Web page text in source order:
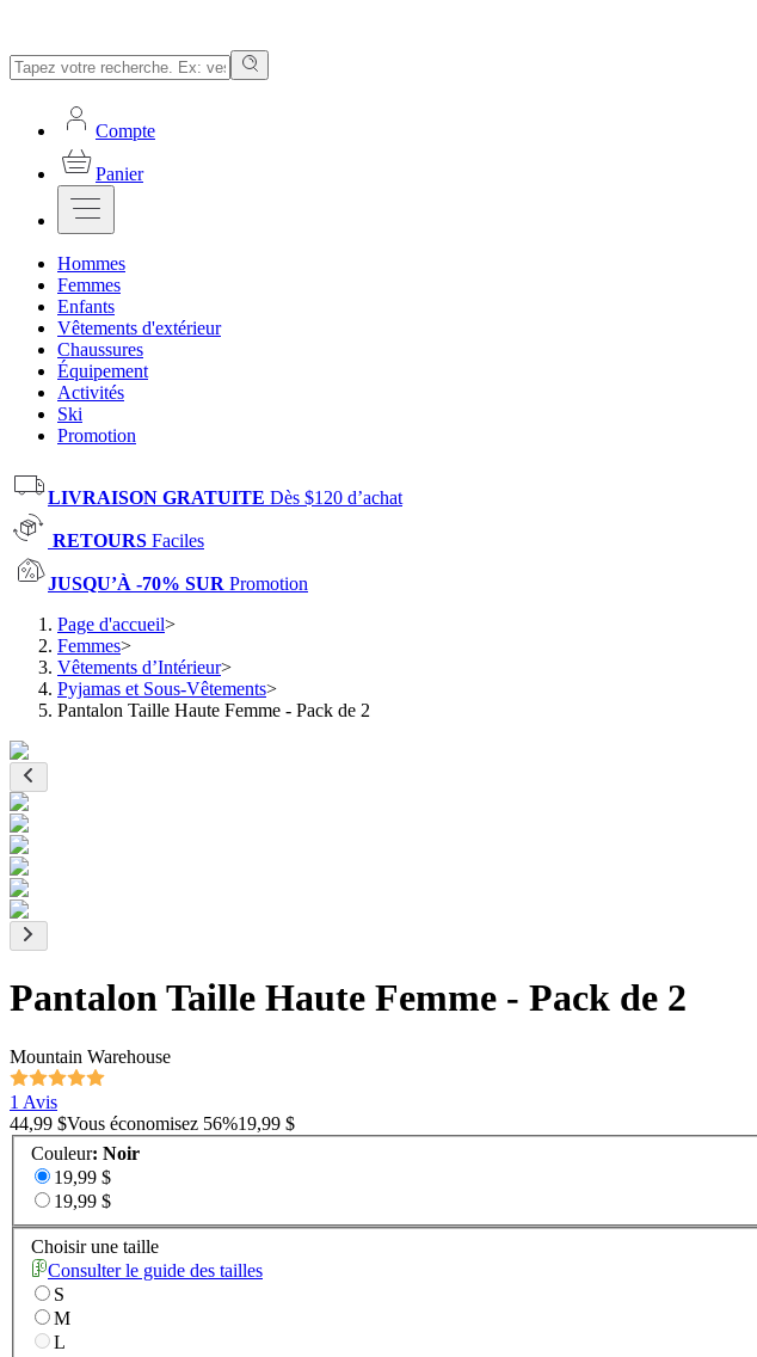
Compte
Panier
Hommes
Femmes
Enfants
Vêtements d'extérieur
Chaussures
Équipement
Activités
Ski
Promotion
LIVRAISON GRATUITE Dès $120 d’achat
RETOURS Faciles
JUSQU’À -70% SUR Promotion
Page d'accueil>
Femmes>
Vêtements d’Intérieur>
Pyjamas et Sous-Vêtements>
Pantalon Taille Haute Femme - Pack de 2
Pantalon Taille Haute Femme - Pack de 2
Mountain Warehouse
1 Avis
44,99 $Vous économisez 56%19,99 $
Couleur: Noir
19,99 $
19,99 $
Choisir une taille
Consulter le guide des tailles
S
M
L